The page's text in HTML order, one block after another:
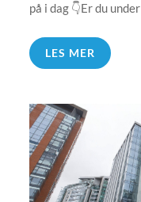
på i dag 👇Er du
LES MER